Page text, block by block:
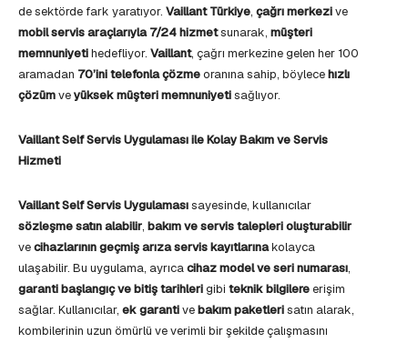
de sektörde fark yaratıyor. Vaillant Türkiye, çağrı merkezive
mobil servis araçlarıyla 7/24 hizmetsunarak, müşteri
memnuniyetihedefliyor. Vaillant, çağrı merkezine gelen her 100
aramadan 70’ini telefonla çözmeoranına sahip, böylecehızlı
çözümveyüksek müşteri memnuniyetisağlıyor.
Vaillant Self Servis Uygulaması ile Kolay Bakım ve Servis
Hizmeti
Vaillant Self Servis Uygulamasısayesinde, kullanıcılar
sözleşme satın alabilir, bakım ve servis talepleri oluşturabilir
vecihazlarının geçmiş arıza servis kayıtlarınakolayca
ulaşabilir. Bu uygulama, ayrıcacihaz model ve seri numarası,
garanti başlangıç ve bitiş tarihleri gibi teknik bilgilereerişim
sağlar. Kullanıcılar, ek garantivebakım paketlerisatın alarak,
kombilerinin uzun ömürlü ve verimli bir şekilde çalışmasını